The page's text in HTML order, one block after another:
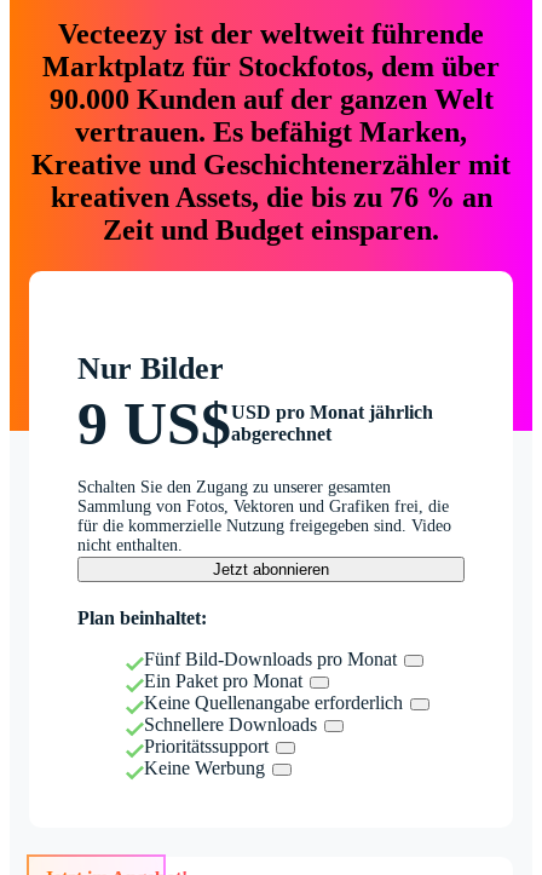
Vecteezy ist der weltweit führende
Marktplatz für Stockfotos, dem über
90.000 Kunden auf der ganzen Welt
vertrauen. Es befähigt Marken,
Kreative und Geschichtenerzähler mit
kreativen Assets, die bis zu 76 % an
Zeit und Budget einsparen.
Nur Bilder
9 US$USD pro Monat jährlich
abgerechnet
Schalten Sie den Zugang zu unserer gesamten
Sammlung von Fotos, Vektoren und Grafiken frei, die
für die kommerzielle Nutzung freigegeben sind. Video
nicht enthalten.
Jetzt abonnieren
Plan beinhaltet:
Fünf Bild-Downloads pro Monat
Ein Paket pro Monat
Keine Quellenangabe erforderlich
Schnellere Downloads
Prioritätssupport
Keine Werbung
Jetzt im Angebot!